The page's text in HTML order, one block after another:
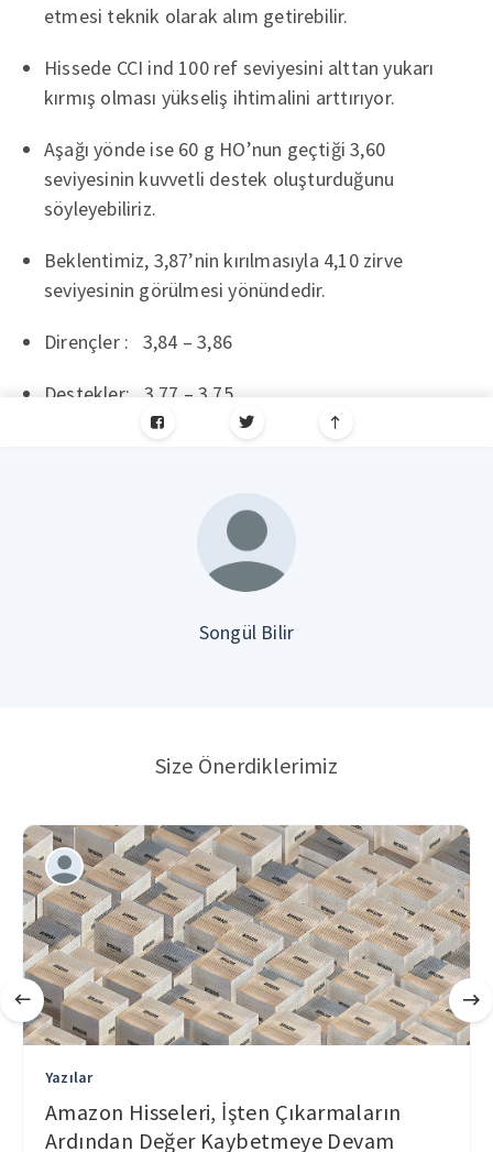
etmesi teknik olarak alım getirebilir.
Hissede CCI ind 100 ref seviyesini alttan yukarı
kırmış olması yükseliş ihtimalini arttırıyor.
Aşağı yönde ise 60 g HO’nun geçtiği 3,60
seviyesinin kuvvetli destek oluşturduğunu
söyleyebiliriz.
Beklentimiz, 3,87’nin kırılmasıyla 4,10 zirve
seviyesinin görülmesi yönündedir.
Dirençler : 3,84 – 3,86
Destekler: 3,77 – 3,75
Songül Bilir
Size Önerdiklerimiz
Yazılar
Amazon Hisseleri, İşten Çıkarmaların
Ardından Değer Kaybetmeye Devam